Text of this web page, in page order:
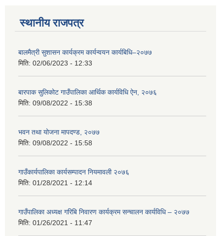
स्थानीय राजपत्र
बालमैत्री सुशासन कार्यक्रम कार्यन्वयन कार्यबिधि–२०७७
मिति: 02/06/2023 - 12:33
बारपाक सुलिकोट गाउँपालिका आर्थिक कार्यविधि ऐन, २०७६
मिति: 09/08/2022 - 15:38
भवन तथा योजना मापदण्ड, २०७७
मिति: 09/08/2022 - 15:58
गाउँकार्यपालिका कार्यसम्पादन नियमावली २०७६
मिति: 01/28/2021 - 12:14
गाउँपालिका अध्यक्ष गरिबि निवारण कार्यक्रम सन्चालन कार्यविधि – २०७७
मिति: 01/26/2021 - 11:47